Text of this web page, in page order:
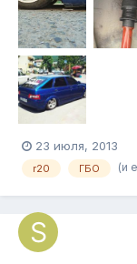
пневма..по
была низкая, но оч...
23 июля, 2013
r20 ГБО (и